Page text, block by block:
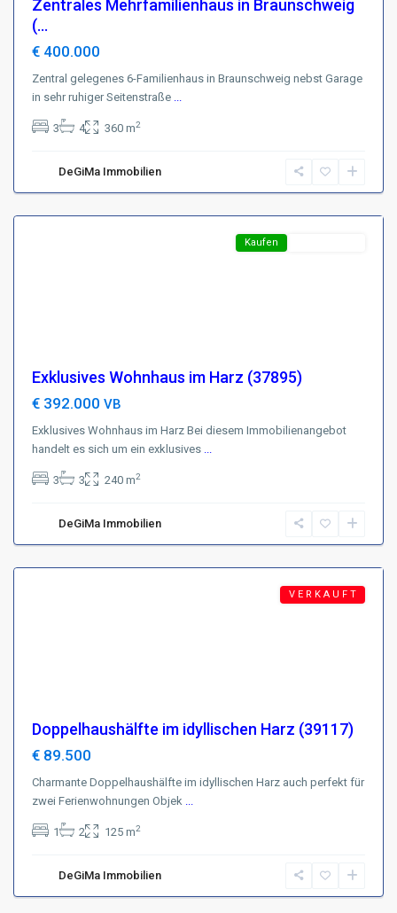
Zentrales Mehrfamilienhaus in Braunschweig
(...
€ 400.000
Zentral gelegenes 6-Familienhaus in Braunschweig nebst Garage
in sehr ruhiger Seitenstraße ...
3 4 360 m2
DeGiMa Immobilien
Region
38700
Kaufen
Exklusives Wohnhaus im Harz (37895)
€ 392.000 VB
Exklusives Wohnhaus im Harz Bei diesem Immobilienangebot
handelt es sich um ein exklusives ...
3 3 240 m2
DeGiMa Immobilien
Region
38700
V E R K A U F T
Doppelhaushälfte im idyllischen Harz (39117)
€ 89.500
Charmante Doppelhaushälfte im idyllischen Harz auch perfekt für
zwei Ferienwohnungen Objek ...
1 2 125 m2
DeGiMa Immobilien